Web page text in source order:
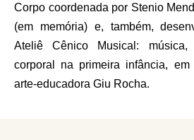
Corpo coordenada por Stenio
(em memória) e, também,
Ateliê Cênico Musical:
corporal na primeira infância,
arte-educadora Giu Rocha.